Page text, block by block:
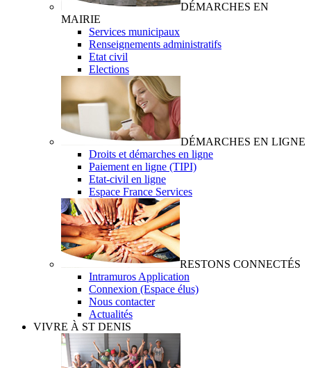
DÉMARCHES EN
MAIRIE
Services municipaux
Renseignements administratifs
Etat civil
Elections
DÉMARCHES EN LIGNE
Droits et démarches en ligne
Paiement en ligne (TIPI)
Etat-civil en ligne
Espace France Services
RESTONS CONNECTÉS
Intramuros Application
Connexion (Espace élus)
Nous contacter
Actualités
VIVRE À ST DENIS